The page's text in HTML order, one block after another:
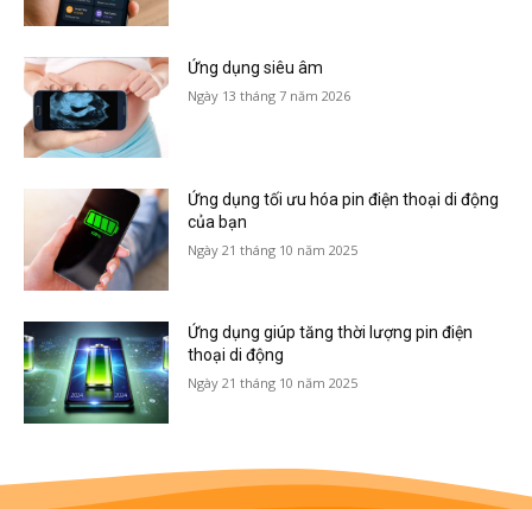
Ứng dụng siêu âm
Ngày 13 tháng 7 năm 2026
Ứng dụng tối ưu hóa pin điện thoại di động
của bạn
Ngày 21 tháng 10 năm 2025
Ứng dụng giúp tăng thời lượng pin điện
thoại di động
Ngày 21 tháng 10 năm 2025